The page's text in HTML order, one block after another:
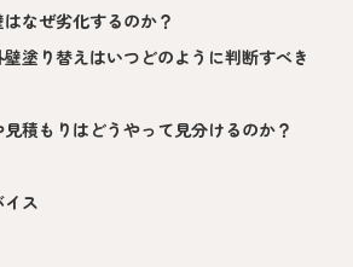
なぜ劣化するのか？
塗り替えはいつどのように判断すべき
積もりはどうやって見分けるのか？
ス